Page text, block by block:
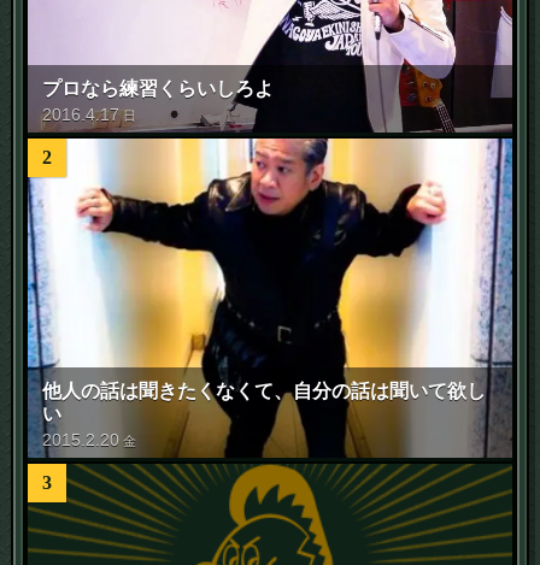
プロなら練習くらいしろよ
2016 .4.17 日
2
他人の話は聞きたくなくて、自分の話は聞いて欲し
い
2015 2 20 金
3